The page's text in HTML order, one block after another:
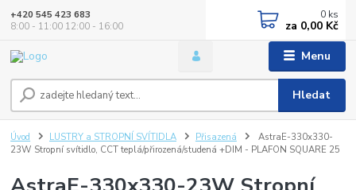
Menu
Hledat
+420 545 423 683
8:00 - 11:00 12:00 - 16:00
0 ks
za 0,00 Kč
Úvod LUSTRY a STROPNÍ SVÍTIDLA Přisazená
AstraE-330x330-
23W Stropní svítidlo, CCT teplá/přirozená/studená +DIM - PLAFON SQUARE 25